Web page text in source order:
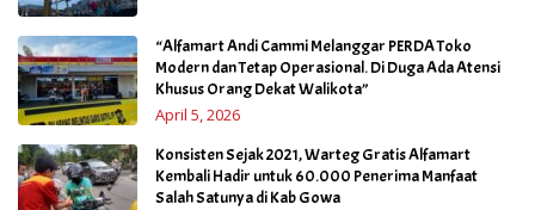
“Alfamart Andi Cammi Melanggar PERDA Toko
Modern dan Tetap Operasional. Di Duga Ada Atensi
Khusus Orang Dekat Walikota”
April 5, 2026
Konsisten Sejak 2021, Warteg Gratis Alfamart
Kembali Hadir untuk 60.000 Penerima Manfaat
Salah Satunya di Kab Gowa